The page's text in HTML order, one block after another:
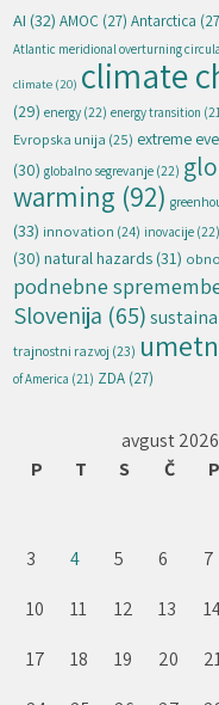
AI (32) AMOC (27) Antarctica
Atlantic meridional overturning
climate (20) climate
(29) energy (22) energy transition
Evropska unija (25) extreme
(30) globalno segrevanje (22)
warming (92)
(33) innovation (24) inovacije (22)
(30) natural hazards (31)
podnebne
Slovenija (65)
trajnostni razvoj (23)
of America (21) ZDA (27)
avgust 2026
P
T S Č P
3
4 5 6 7
10
11 12 13
17
18 19 20